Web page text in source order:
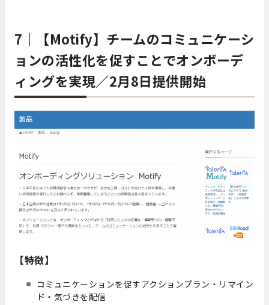
7｜【Motify】チームのコミュニケーシ
ョンの活性化を促すことでオンボーデ
ィングを実現／2月8日提供開始
【特徴】
コミュニケーションを促すアクションプラン・リマイン
ド・気づきを配信